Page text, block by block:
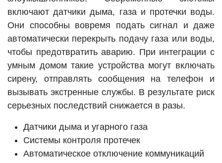
включают датчики дыма, газа и протечки воды.
Они способны вовремя подать сигнал и даже
автоматически перекрыть подачу газа или воды,
чтобы предотвратить аварию. При интеграции с
умным домом такие устройства могут включать
сирену, отправлять сообщения на телефон и
вызывать экстренные службы. В результате риск
серьезных последствий снижается в разы.
Датчики дыма и угарного газа
Системы контроля протечек
Автоматическое отключение коммуникаций